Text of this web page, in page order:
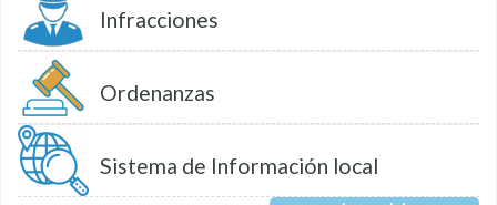
Infracciones
Ordenanzas
Sistema de Información local